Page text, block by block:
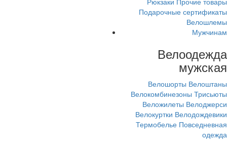
Подарочные сертификаты
Велошлемы
Мужчинам
Велоодежда
мужская
Велошорты Велоштаны
Велокомбинезоны Трисьюты
Веложилеты Велоджерси
Велокуртки Велодождевики
Термобелье Повседневная
одежда